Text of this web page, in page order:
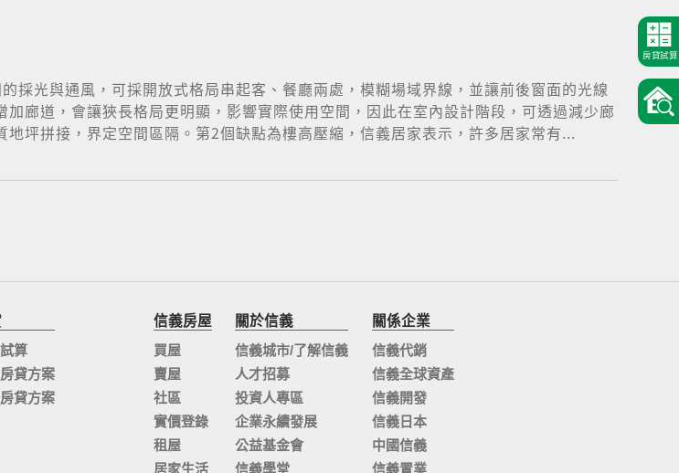
房貸試算
採光與通風，可採開放式格局串起客、餐廳兩處，模糊場域界線，並讓前後窗面的光線
廊道，會讓狹長格局更明顯，影響實際使用空間，因此在室內設計階段，可透過減少廊
坪拼接，界定空間區隔。第2個缺點為樓高壓縮，信義居家表示，許多居家常有...
算
貸方案
貸方案
信義房屋
買屋
賣屋
社區
實價登錄
租屋
居家生活
關於信義
信義城市/了解信義
人才招募
投資人專區
企業永續發展
公益基金會
信義學堂
關係企業
信義代銷
信義全球資產
信義開發
信義日本
中國信義
信義置業